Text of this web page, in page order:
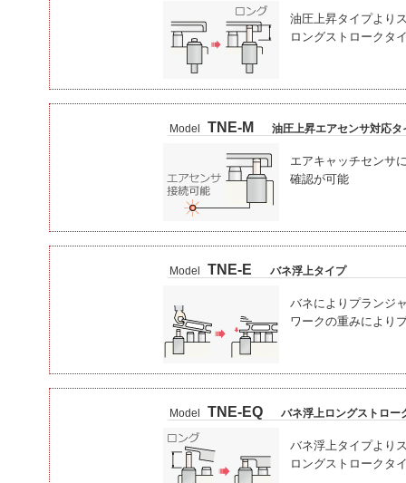
油圧上昇タイプより
ロングストロークタ
Model TNE-M 油圧上昇エアセンサ対応タ
エアキャッチセンサ
確認が可能
Model TNE-E バネ浮上タイプ
バネによりプランジ
ワークの重みにより
Model TNE-EQ バネ浮上ロングストロー
バネ浮上タイプより
ロングストロークタ